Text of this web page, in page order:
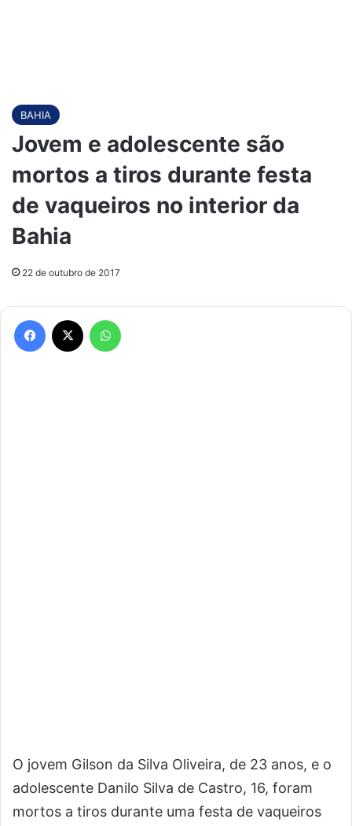
BAHIA
Jovem e adolescente são
mortos a tiros durante festa
de vaqueiros no interior da
Bahia
22 de outubro de 2017
O jovem Gilson da Silva Oliveira, de 23 anos, e o
adolescente Danilo Silva de Castro, 16, foram
mortos a tiros durante uma festa de vaqueiros